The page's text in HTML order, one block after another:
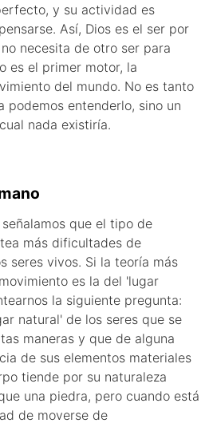
y su actividad es
Así, Dios es el ser por
necesita de otro ser para
es el primer motor, la
del mundo. No es tanto
podemos entenderlo, sino un
nada existiría.
que el tipo de
más dificultades de
seres vivos. Si la teoría más
es la del 'lugar
la siguiente pregunta:
natural' de los seres que se
maneras y que de alguna
de sus elementos materiales
tiende por su naturaleza
una piedra, pero cuando está
de moverse de